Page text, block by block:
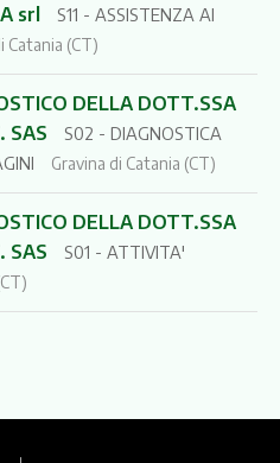
srl
S11 - ASSISTENZA AI
Catania (CT)
DELLA DOTT.SSA
SAS
S02 - DIAGNOSTICA
Gravina di Catania (CT)
DELLA DOTT.SSA
SAS
S01 - ATTIVITA'